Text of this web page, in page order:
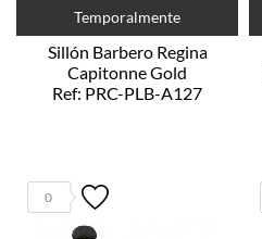
Temporalmente
Sillón Barbero Regina
Capitonne Gold
Ref: PRC-PLB-A127
0